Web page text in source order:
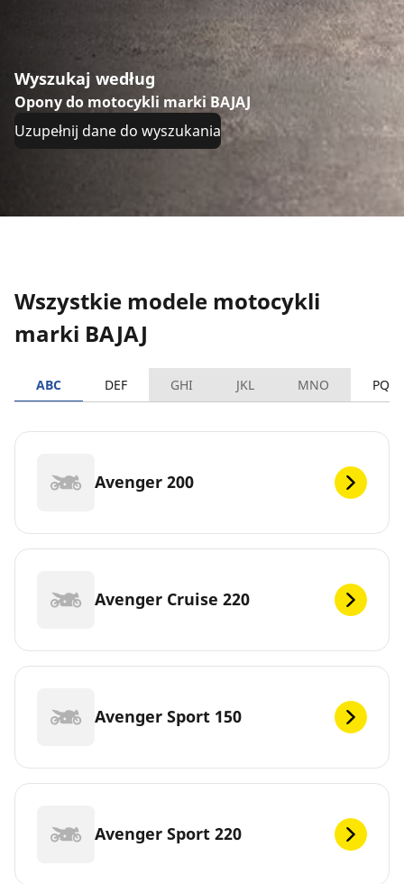
Wyszukaj według
Opony do motocykli marki BAJAJ
Uzupełnij dane do wyszukania
Wszystkie modele motocykli
marki BAJAJ
ABC DEF GHI JKL MNO PQRS
Avenger 200
Avenger Cruise 220
Avenger Sport 150
Avenger Sport 220